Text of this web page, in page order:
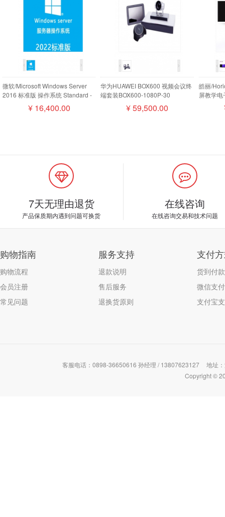
微软/Microsoft Windows Server
2016 标准版 操作系统 Standard -
16 Core License Pack
¥16,400.00
华为HUAWEI BOX600 视频会议终
端套装BOX600-1080P-30
camera200摄像机MIC500全向麦
¥59,500.00
皓丽/
屏教学
7天无理由退货
产品保质期内遇到问题可换货
在线咨询
在线咨询交易和技术问题
购物指南
购物流程
会员注册
常见问题
服务支持
退款说明
售后服务
退换货原则
支付
货到付款
微信支付
支付宝
客服电话：0898-36650616 孙经理 / 13807623127
地址
Copyright ©